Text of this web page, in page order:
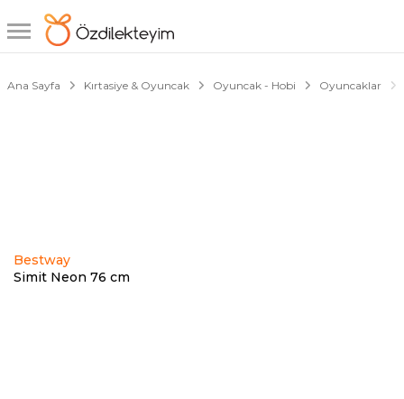
Ana Sayfa Kırtasiye & Oyuncak Oyuncak - Hobi Oyuncaklar
Bestway
Simit Neon 76 cm
1/5